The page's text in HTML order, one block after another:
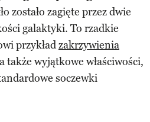
zostało zagięte przez dwie
galaktyki. To rzadkie
przykładzakrzywienia
także wyjątkowe właściwości,
soczewki